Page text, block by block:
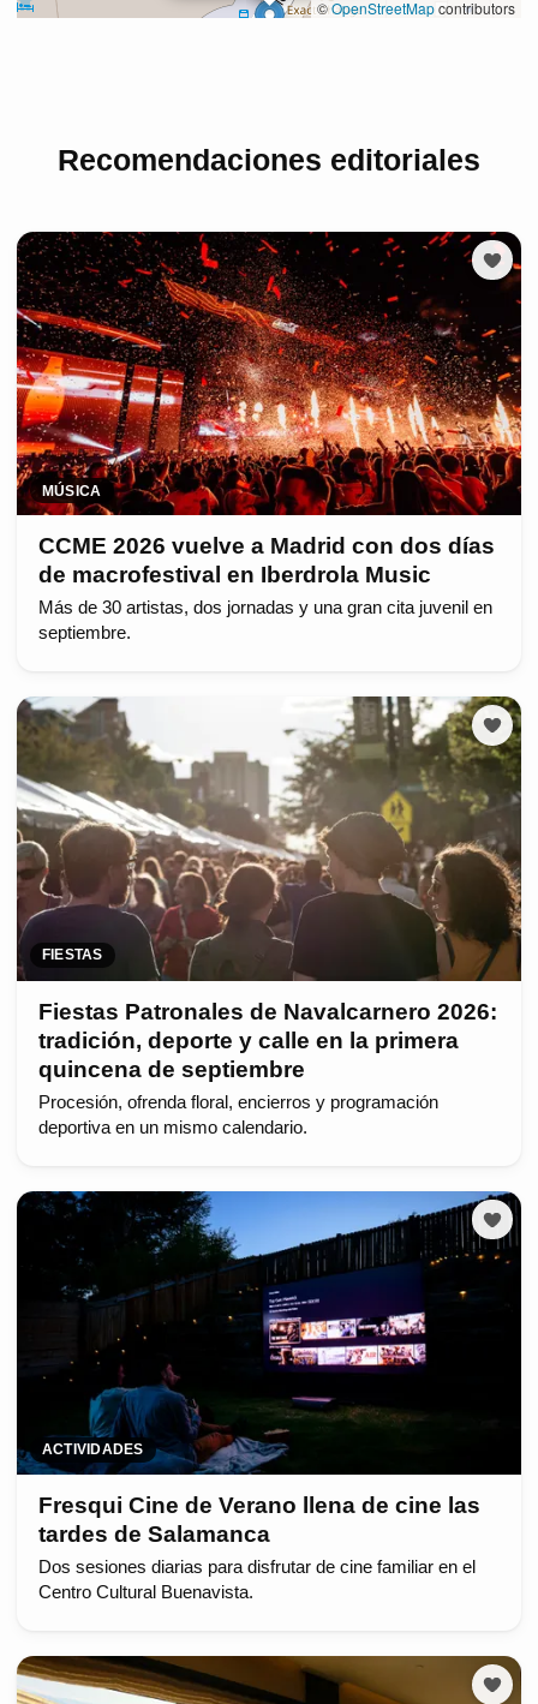
Recomendaciones editoriales
MÚSICA
CCME 2026 vuelve a Madrid con dos días
de macrofestival en Iberdrola Music
Más de 30 artistas, dos jornadas y una gran cita juvenil en
septiembre.
FIESTAS
Fiestas Patronales de Navalcarnero 2026:
tradición, deporte y calle en la primera
quincena de septiembre
Procesión, ofrenda floral, encierros y programación
deportiva en un mismo calendario.
ACTIVIDADES
Fresqui Cine de Verano llena de cine las
tardes de Salamanca
Dos sesiones diarias para disfrutar de cine familiar en el
Centro Cultural Buenavista.